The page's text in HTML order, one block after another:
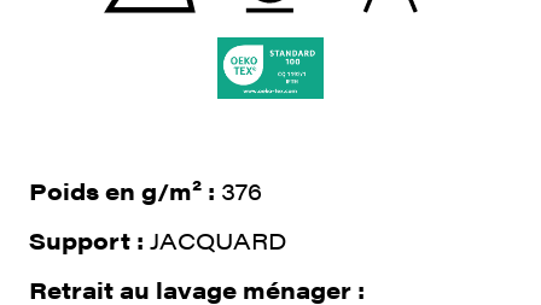
Poids en g/m² : 376
Support : JACQUARD
Retrait au lavage ménager :